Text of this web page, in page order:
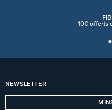
10€ offerts
NEWSLETTER